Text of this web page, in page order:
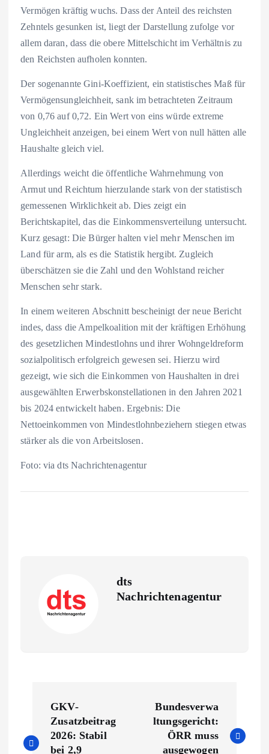
Vermögen kräftig wuchs. Dass der Anteil des reichsten
Zehntels gesunken ist, liegt der Darstellung zufolge vor
allem daran, dass die obere Mittelschicht im Verhältnis zu
den Reichsten aufholen konnten.
Der sogenannte Gini-Koeffizient, ein statistisches Maß für
Vermögensungleichheit, sank im betrachteten Zeitraum
von 0,76 auf 0,72. Ein Wert von eins würde extreme
Ungleichheit anzeigen, bei einem Wert von null hätten alle
Haushalte gleich viel.
Allerdings weicht die öffentliche Wahrnehmung von
Armut und Reichtum hierzulande stark von der statistisch
gemessenen Wirklichkeit ab. Dies zeigt ein
Berichtskapitel, das die Einkommensverteilung untersucht.
Kurz gesagt: Die Bürger halten viel mehr Menschen im
Land für arm, als es die Statistik hergibt. Zugleich
überschätzen sie die Zahl und den Wohlstand reicher
Menschen sehr stark.
In einem weiteren Abschnitt bescheinigt der neue Bericht
indes, dass die Ampelkoalition mit der kräftigen Erhöhung
des gesetzlichen Mindestlohns und ihrer Wohngeldreform
sozialpolitisch erfolgreich gewesen sei. Hierzu wird
gezeigt, wie sich die Einkommen von Haushalten in drei
ausgewählten Erwerbskonstellationen in den Jahren 2021
bis 2024 entwickelt haben. Ergebnis: Die
Nettoeinkommen von Mindestlohnbeziehern stiegen etwas
stärker als die von Arbeitslosen.
Foto: via dts Nachrichtenagentur
dts
Nachrichtenagentur
GKV-
Zusatzbeitrag
2026: Stabil
bei 2,9
Bundesverwa
ltungsgericht:
ÖRR muss
ausgewogen